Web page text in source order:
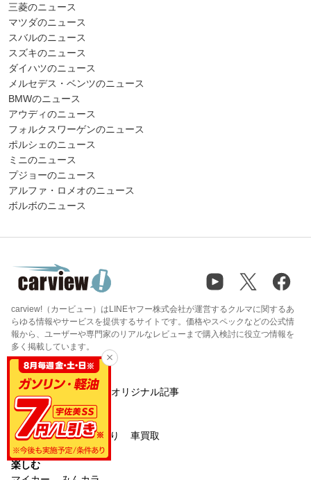
三菱のニュース
マツダのニュース
スバルのニュース
スズキのニュース
ダイハツのニュース
メルセデス・ベンツのニュース
BMWのニュース
アウディのニュース
フォルクスワーゲンのニュース
ポルシェのニュース
ミニのニュース
プジョーのニュース
アルファ・ロメオのニュース
ボルボのニュース
carview!（カービュー）はLINEヤフー株式会社が運営するクルマに関するあ
らゆる情報やサービスを提供するサイトです。価格やスペックなどの公式情
報から、ユーザーや専門家のリアルなレビューまで購入検討に役立つ情報を
多く掲載しています。
知る
カタログ
ニュース オリジナル記事
買う・売る
中古車検索
新車見積り 車買取
楽しむ